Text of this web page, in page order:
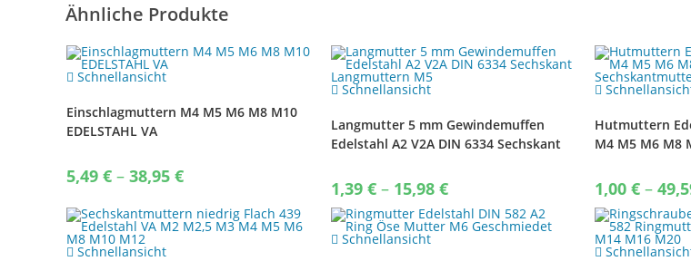
Ähnliche Produkte
Schnellansicht
Einschlagmuttern M4 M5 M6 M8 M10
EDELSTAHL VA
5,49€ – 38,95€Price
range:
through
38,95 €
Schnellansicht
Langmutter 5 mm Gewindemuffen
Edelstahl A2 V2A DIN 6334 Sechskant
1,39 € – 15,98 €Price
range:
1,39 €
through
15,98 €
Hutmuttern
M4 M5 M6 M8
1,00€ –
Schnellansicht
Schnellansicht